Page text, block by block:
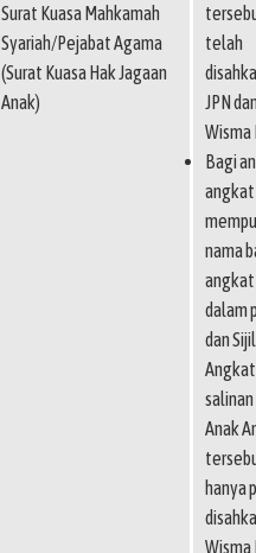
Surat Kuasa Mahkamah
Syariah/Pejabat Agama
(Surat Kuasa Hak Jagaan
Anak)
telah
JPN
Wisma
Bagi
nama
angkat
dalam
dan
Anak
hanya
Wisma